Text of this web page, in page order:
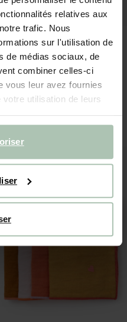
relatives aux
trafic. Nous
sur l'utilisation de
de médias sociaux, de
combiner celles-ci
vous leur avez fournies
utilisation de leurs
24.99